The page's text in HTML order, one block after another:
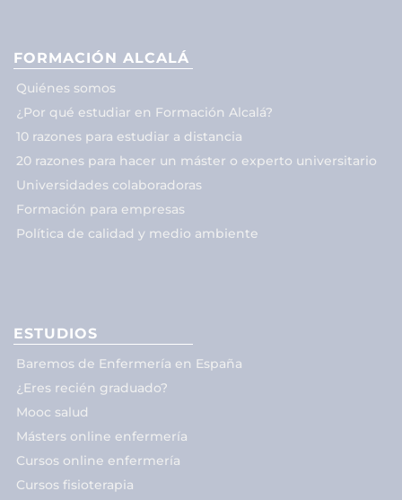
FORMACIÓN ALCALÁ
Quiénes somos
¿Por qué estudiar en Formación Alcalá?
10 razones para estudiar a distancia
20 razones para hacer un máster o experto universitario
Universidades colaboradoras
Formación para empresas
Política de calidad y medio ambiente
ESTUDIOS
Baremos de Enfermería en España
¿Eres recién graduado?
Mooc salud
Másters online enfermería
Cursos online enfermería
Cursos fisioterapia